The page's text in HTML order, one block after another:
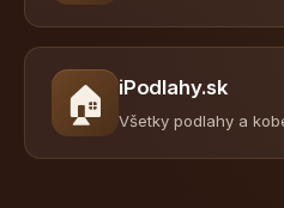
🏠 iPodlahy.sk
Všetky podlahy a